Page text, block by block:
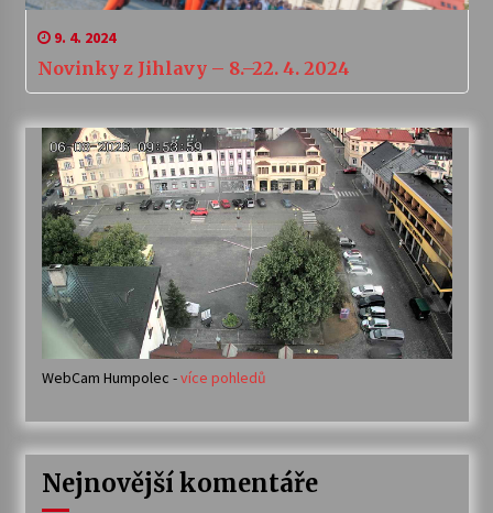
9. 4. 2024
Novinky z Jihlavy – 8.–22. 4. 2024
WebCam Humpolec -více pohledů
Nejnovější komentáře